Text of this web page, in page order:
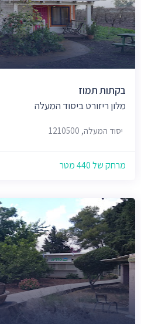
בקתות תמוז
מלון ריזורט ביסוד המעלה
יסוד המעלה, 1210500
מרחק של 440 מטר